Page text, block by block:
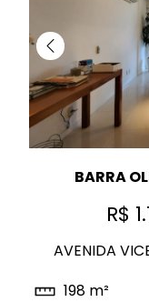
BARRA
R$
AVENIDA
198 m²